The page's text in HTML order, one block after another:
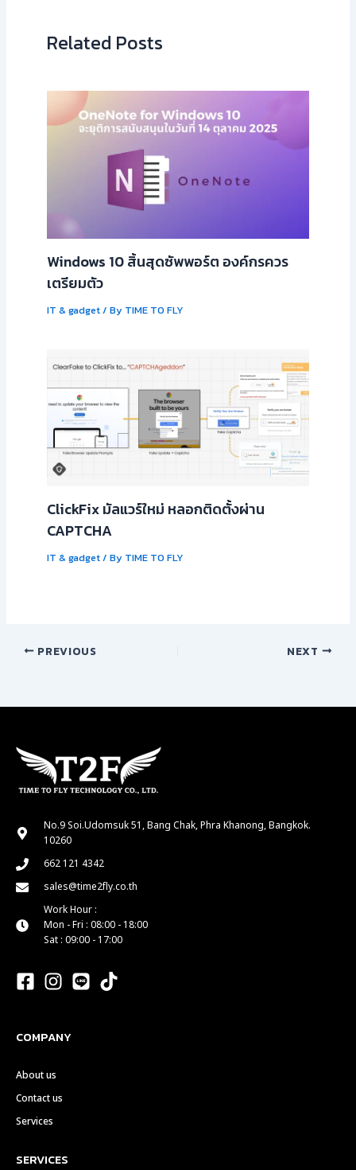
Related Posts
Windows 10 สิ้นสุดซัพพอร์ต องค์กรควร
เตรียมตัว
IT & gadget/ By TIME TO FLY
ClickFix มัลแวร์ใหม่ หลอกติดตั้งผ่าน
CAPTCHA
IT & gadget/ By TIME TO FLY
PREVIOUS NEXT
No.9 Soi.Udomsuk 51, Bang Chak, Phra Khanong, Bangkok.
10260
662 121 4342
sales@time2fly.co.th
Work Hour :
Mon - Fri : 08:00 - 18:00
Sat : 09:00 - 17:00
COMPANY
About us
Contact us
Services
SERVICES